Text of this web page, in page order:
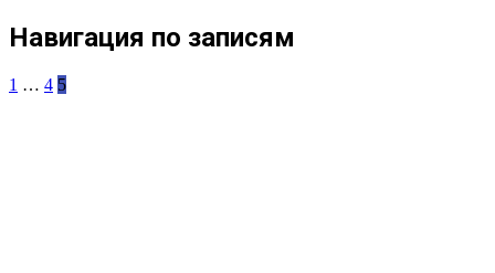
Навигация по записям
1 … 4 5